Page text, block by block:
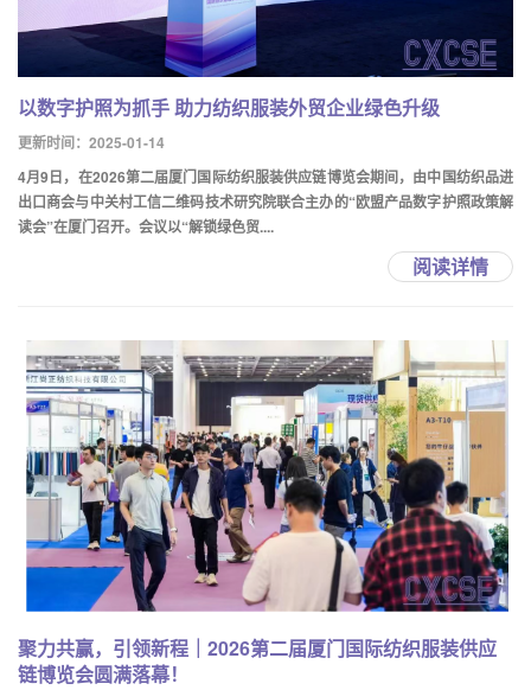
以数字护照为抓手 助力纺织服装外贸企业绿色升级
更新时间：2025-01-14
4月9日，在2026第二届厦门国际纺织服装供应链博览会期间，由中国纺织品进
出口商会与中关村工信二维码技术研究院联合主办的“欧盟产品数字护照政策解
读会”在厦门召开。会议以“解锁绿色贸....
阅读详情
聚力共赢，引领新程｜2026第二届厦门国际纺织服装供应
链博览会圆满落幕！